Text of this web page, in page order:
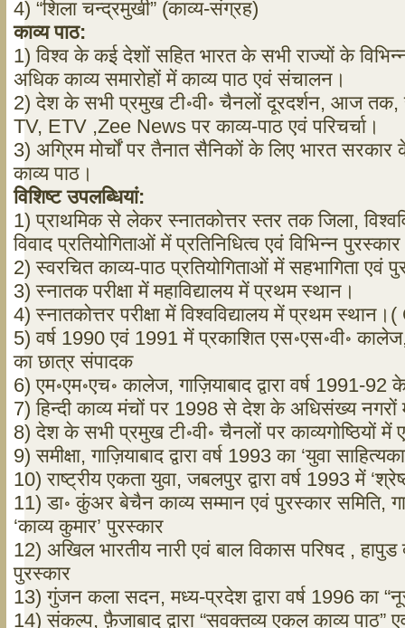
4) “शिला चन्द्रमुखी” (काव्य-संग्रह)
काव्य पाठ:
1) विश्व के कई देशों सहित भारत के सभी राज्यों के
अधिक काव्य समारोहों में काव्य पाठ एवं संचालन।
2) देश के सभी प्रमुख टी॰वी॰ चैनलों दूरदर्शन, आज तक,
TV, ETV ,Zee News पर काव्य-पाठ एवं परिचर्चा।
3) अग्रिम मोर्चों पर तैनात सैनिकों के लिए भारत
काव्य पाठ।
विशिष्ट उपलब्धियां:
1) प्राथमिक से लेकर स्नातकोत्तर स्तर तक जिला,
विवाद प्रतियोगिताओं में प्रतिनिधित्व एवं विभिन्न पुरस्कार
2) स्वरचित काव्य-पाठ प्रतियोगिताओं में सहभागिता एवं
3) स्नातक परीक्षा में महाविद्यालय में प्रथम स्थान।
4) स्नातकोत्तर परीक्षा में विश्वविद्यालय में प्रथम
5) वर्ष 1990 एवं 1991 में प्रकाशित एस॰एस॰वी॰ कालेज,
का छात्र संपादक
6) एम॰एम॰एच॰ कालेज, गाज़ियाबाद द्वारा वर्ष 1991-92
7) हिन्दी काव्य मंचों पर 1998 से देश के अधिसंख्य
8) देश के सभी प्रमुख टी॰वी॰ चैनलों पर काव्यगोष्ठियों में
9) समीक्षा, गाज़ियाबाद द्वारा वर्ष 1993 का ‘युवा
10) राष्ट्रीय एकता युवा, जबलपुर द्वारा वर्ष 1993 में
11) डा॰ कुंअर बेचैन काव्य सम्मान एवं पुरस्कार समिति,
‘काव्य कुमार’ पुरस्कार
12) अखिल भारतीय नारी एवं बाल विकास परिषद , हापुड
पुरस्कार
13) गुंजन कला सदन, मध्य-प्रदेश द्वारा वर्ष 1996 का
14) संकल्प, फ़ैजाबाद द्वारा “सवक्तव्य एकल काव्य पाठ”